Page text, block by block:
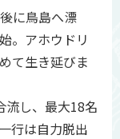
に鳥島へ漂
。アホウドリ
て生き延びま
流し、最大18名
行は自力脱出